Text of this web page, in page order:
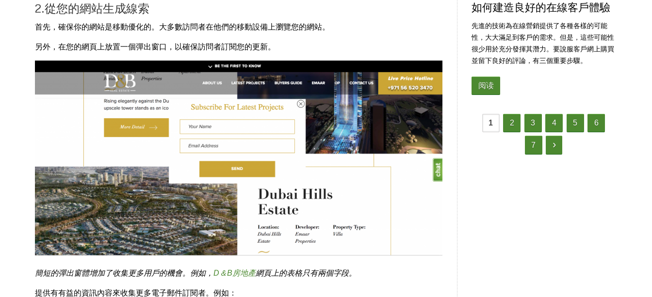
2.從您的網站生成線索
首先，確保你的網站是移動優化的。大多數訪問者在他們的移動設備上瀏覽您的網站。
另外，在您的網頁上放置一個彈出窗口，以確保訪問者訂閱您的更新。
簡短的彈出窗體增加了收集更多用戶的機會。例如， D＆B房地產網頁上的表格只有兩個字段。
提供有有益的資訊內容來收集更多電子郵件訂閱者。例如：
如何建造良好的在線客戶體驗
先進的技術為在線營銷提供了各種各樣的可能
性，大大滿足到客戶的需求。但是，這些可能性
很少用於充分發揮其潛力。要說服客戶網上購買
並留下良好的評論，有三個重要步驟。
阅读
1 2 3 4 5 6
7 ›